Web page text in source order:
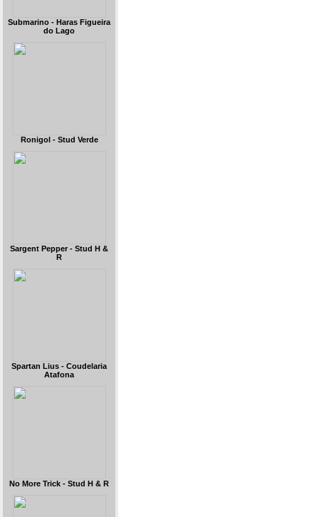
Submarino - Haras Figueira
do Lago
Ronigol - Stud Verde
Sargent Pepper - Stud H &
R
Spartan Lius - Coudelaria
Atafona
No More Trick - Stud H & R